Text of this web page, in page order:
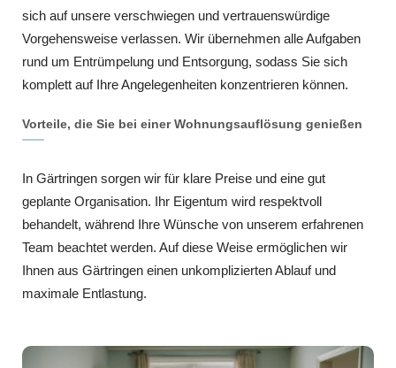
sich auf unsere verschwiegen und vertrauenswürdige
Vorgehensweise verlassen. Wir übernehmen alle Aufgaben
rund um Entrümpelung und Entsorgung, sodass Sie sich
komplett auf Ihre Angelegenheiten konzentrieren können.
Vorteile, die Sie bei einer Wohnungsauflösung genießen
In Gärtringen sorgen wir für klare Preise und eine gut
geplante Organisation. Ihr Eigentum wird respektvoll
behandelt, während Ihre Wünsche von unserem erfahrenen
Team beachtet werden. Auf diese Weise ermöglichen wir
Ihnen aus Gärtringen einen unkomplizierten Ablauf und
maximale Entlastung.